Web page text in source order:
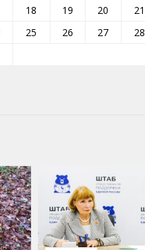
18 19 20 21
25 26 27 28